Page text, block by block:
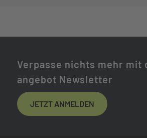
Verpasse nichts mehr mit
angebot Newsletter
JETZT ANMELDEN